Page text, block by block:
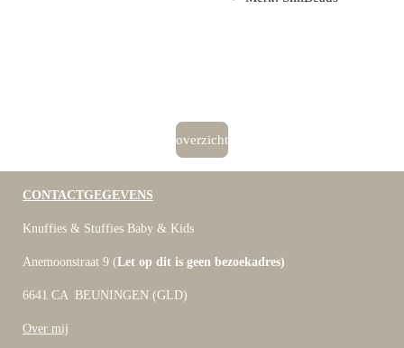
overzicht
CONTACTGEGEVENS
Knuffies & Stuffies Baby & Kids
Anemoonstraat 9 (Let op dit is geen bezoekadres)
6641 CA BEUNINGEN (GLD)
Over mij